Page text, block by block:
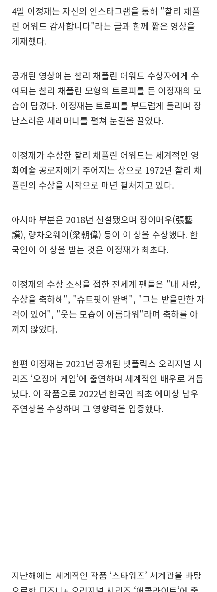
4일 이정재는 자신의 인스타그램을 통해 "찰리 채플
린 어워드 감사합니다"라는 글과 함께 짧은 영상을
게재했다.
공개된 영상에는 찰리 채플린 어워드 수상자에게 수
여되는 찰리 채플린 모형의 트로피를 든 이정재의 모
습이 담겼다. 이정재는 트로피를 부드럽게 돌리며 장
난스러운 세레머니를 펼쳐 눈길을 끌었다.
이정재가 수상한 찰리 채플린 어워드는 세계적인 영
화예술 공로자에게 주어지는 상으로 1972년 찰리 채
플린의 수상을 시작으로 매년 펼쳐지고 있다.
아시아 부분은 2018년 신설됐으며 장이머우(張藝
謨), 량차오웨이(梁朝偉) 등이 이 상을 수상했다. 한
국인이 이 상을 받는 것은 이정재가 최초다.
이정재의 수상 소식을 접한 전세계 팬들은 "내 사랑,
수상을 축하해", "슈트핏이 완벽", "그는 받을만한 자
격이 있어", "웃는 모습이 아름다워"라며 축하를 아
끼지 않았다.
한편 이정재는 2021년 공개된 넷플릭스 오리지널 시
리즈 ‘오징어 게임’에 출연하며 세계적인 배우로 거듭
났다. 이 작품으로 2022년 한국인 최초 에미상 남우
주연상을 수상하며 그 영향력을 입증했다.
지난해에는 세계적인 작품 ‘스타워즈’ 세계관을 바탕